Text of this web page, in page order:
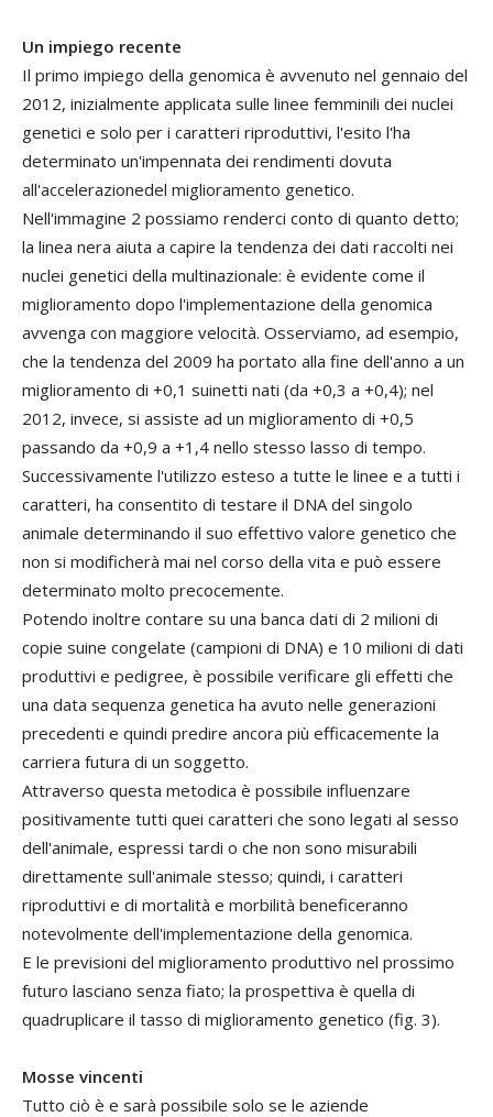
Un impiego recente
Il primo impiego della genomica è avvenuto nel gennaio del
2012, inizialmente applicata sulle linee femminili dei nuclei
genetici e solo per i caratteri riproduttivi, l'esito l'ha
determinato un'impennata dei rendimenti dovuta
all'accelerazionedel miglioramento genetico.
Nell'immagine 2 possiamo renderci conto di quanto detto;
la linea nera aiuta a capire la tendenza dei dati raccolti nei
nuclei genetici della multinazionale: è evidente come il
miglioramento dopo l'implementazione della genomica
avvenga con maggiore velocità. Osserviamo, ad esempio,
che la tendenza del 2009 ha portato alla fine dell'anno a un
miglioramento di +0,1 suinetti nati (da +0,3 a +0,4); nel
2012, invece, si assiste ad un miglioramento di +0,5
passando da +0,9 a +1,4 nello stesso lasso di tempo.
Successivamente l'utilizzo esteso a tutte le linee e a tutti i
caratteri, ha consentito di testare il DNA del singolo
animale determinando il suo effettivo valore genetico che
non si modificherà mai nel corso della vita e può essere
determinato molto precocemente.
Potendo inoltre contare su una banca dati di 2 milioni di
copie suine congelate (campioni di DNA) e 10 milioni di dati
produttivi e pedigree, è possibile verificare gli effetti che
una data sequenza genetica ha avuto nelle generazioni
precedenti e quindi predire ancora più efficacemente la
carriera futura di un soggetto.
Attraverso questa metodica è possibile influenzare
positivamente tutti quei caratteri che sono legati al sesso
dell'animale, espressi tardi o che non sono misurabili
direttamente sull'animale stesso; quindi, i caratteri
riproduttivi e di mortalità e morbilità beneficeranno
notevolmente dell'implementazione della genomica.
E le previsioni del miglioramento produttivo nel prossimo
futuro lasciano senza fiato; la prospettiva è quella di
quadruplicare il tasso di miglioramento genetico (fig. 3).
Mosse vincenti
Tutto ciò è e sarà possibile solo se le aziende